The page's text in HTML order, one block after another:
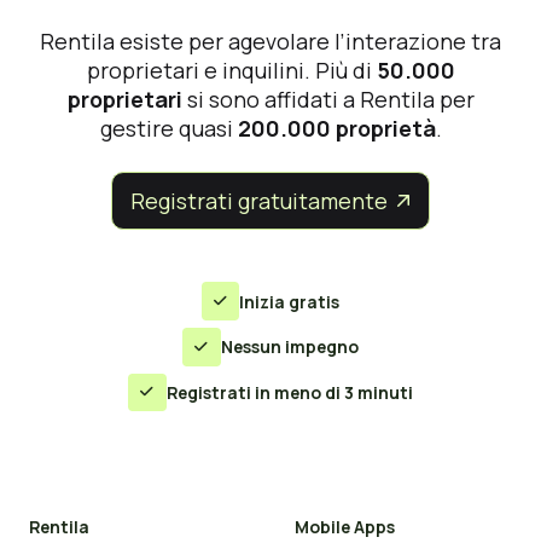
Rentila esiste per agevolare l’interazione tra
proprietari e inquilini. Più di 50.000
proprietari si sono affidati a Rentila per
gestire quasi 200.000 proprietà.
Registrati gratuitamente 
 Inizia gratis
 Nessun impegno
 Registrati in meno di 3 minuti
Rentila Mobile Apps